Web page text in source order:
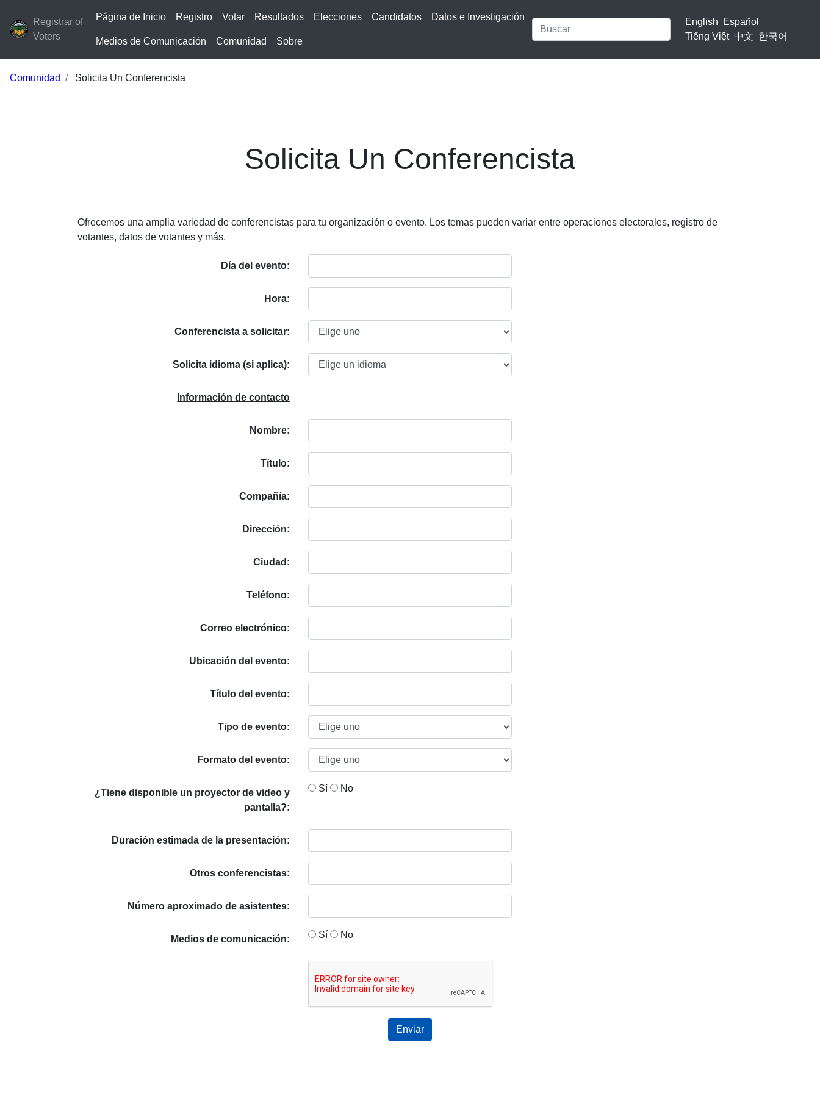
Registrar of
Voters
Página de Inicio Registro Votar Resultados Elecciones Candidatos Datos e Investigación
Medios de Comunicación Comunidad Sobre
English
Español
Tiếng Việt 中文 한국어
Comunidad Solicita Un Conferencista
Solicita Un Conferencista
Ofrecemos una amplia variedad de conferencistas para tu organización o evento. Los temas pueden variar entre operaciones electorales, registro de
votantes, datos de votantes y más.
Día del evento:
Hora:
Conferencista a solicitar:
Solicita idioma (si aplica):
Información de contacto
Nombre:
Título:
Compañía:
Dirección:
Ciudad:
Teléfono:
Correo electrónico:
Ubicación del evento:
Título del evento:
Tipo de evento:
Formato del evento:
¿Tiene disponible un proyector de video y
pantalla?:
Sí No
Duración estimada de la presentación:
Otros conferencistas:
Número aproximado de asistentes:
Medios de comunicación: Sí No
Enviar